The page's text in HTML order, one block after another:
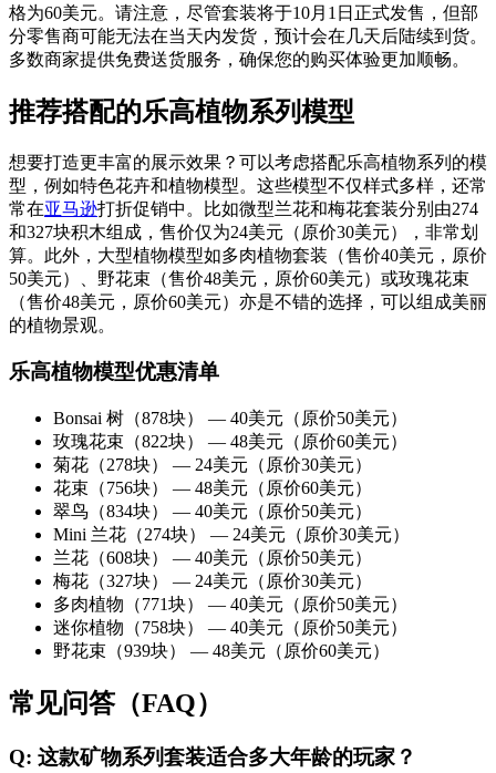
格为60美元。请注意，尽管套装将于10月1日正式发售，但部
分零售商可能无法在当天内发货，预计会在几天后陆续到货。
多数商家提供免费送货服务，确保您的购买体验更加顺畅。
推荐搭配的乐高植物系列模型
想要打造更丰富的展示效果？可以考虑搭配乐高植物系列的模
型，例如特色花卉和植物模型。这些模型不仅样式多样，还常
常在亚马逊打折促销中。比如微型兰花和梅花套装分别由274
和327块积木组成，售价仅为24美元（原价30美元），非常划
算。此外，大型植物模型如多肉植物套装（售价40美元，原价
50美元）、野花束（售价48美元，原价60美元）或玫瑰花束
（售价48美元，原价60美元）亦是不错的选择，可以组成美丽
的植物景观。
乐高植物模型优惠清单
Bonsai 树（878块） — 40美元（原价50美元）
玫瑰花束（822块） — 48美元（原价60美元）
菊花（278块） — 24美元（原价30美元）
花束（756块） — 48美元（原价60美元）
翠鸟（834块） — 40美元（原价50美元）
Mini 兰花（274块） — 24美元（原价30美元）
兰花（608块） — 40美元（原价50美元）
梅花（327块） — 24美元（原价30美元）
多肉植物（771块） — 40美元（原价50美元）
迷你植物（758块） — 40美元（原价50美元）
野花束（939块） — 48美元（原价60美元）
常见问答（FAQ）
Q: 这款矿物系列套装适合多大年龄的玩家？